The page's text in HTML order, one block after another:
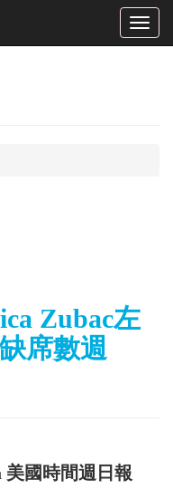
Toggle
Zubac左
席數週
美國時間週日報